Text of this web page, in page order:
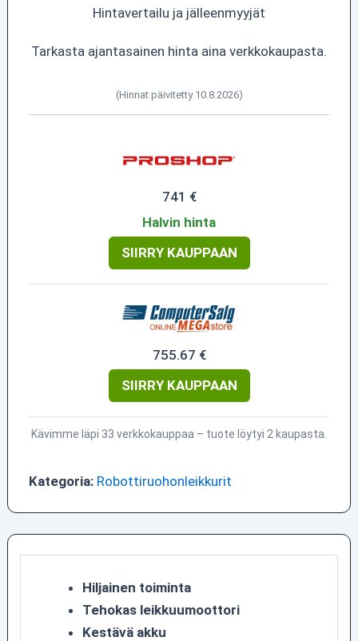
Hintavertailu ja jälleenmyyjät
Tarkasta ajantasainen hinta aina verkkokaupasta.
(Hinnat päivitetty 10.8.2026)
741 €
Halvin hinta
SIIRRY KAUPPAAN
755.67 €
SIIRRY KAUPPAAN
Kävimme läpi 33 verkkokauppaa – tuote löytyi 2 kaupasta.
Kategoria: Robottiruohonleikkurit
Hiljainen toiminta
Tehokas leikkuumoottori
Kestävä akku